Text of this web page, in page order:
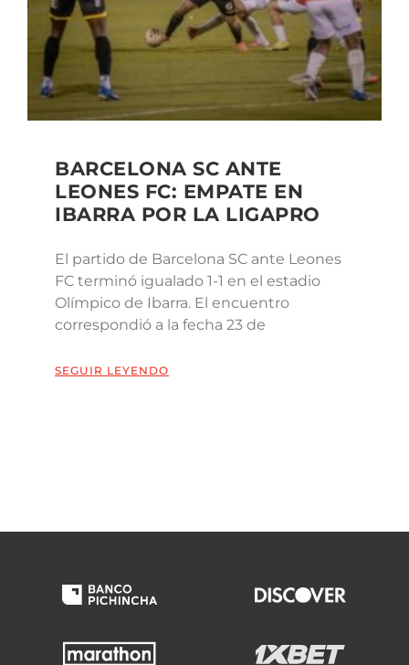
BARCELONA SC ANTE
LEONES FC: EMPATE EN
IBARRA POR LA LIGAPRO
El partido de Barcelona SC ante Leones
FC terminó igualado 1-1 en el estadio
Olímpico de Ibarra. El encuentro
correspondió a la fecha 23 de
SEGUIR LEYENDO